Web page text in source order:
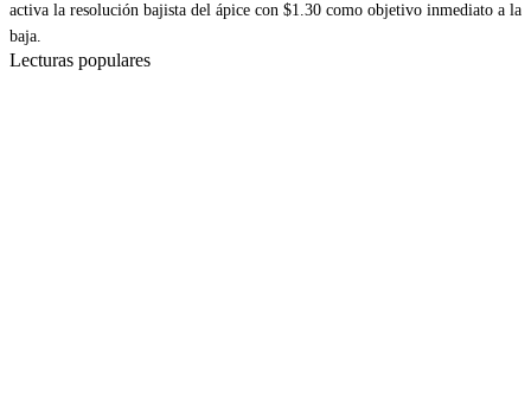
activa la resolución bajista del ápice con $1.30 como objetivo inmediato a la
baja.
Lecturas populares